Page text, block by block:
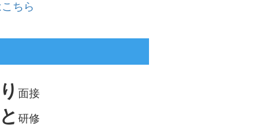
ちら
面接
研修